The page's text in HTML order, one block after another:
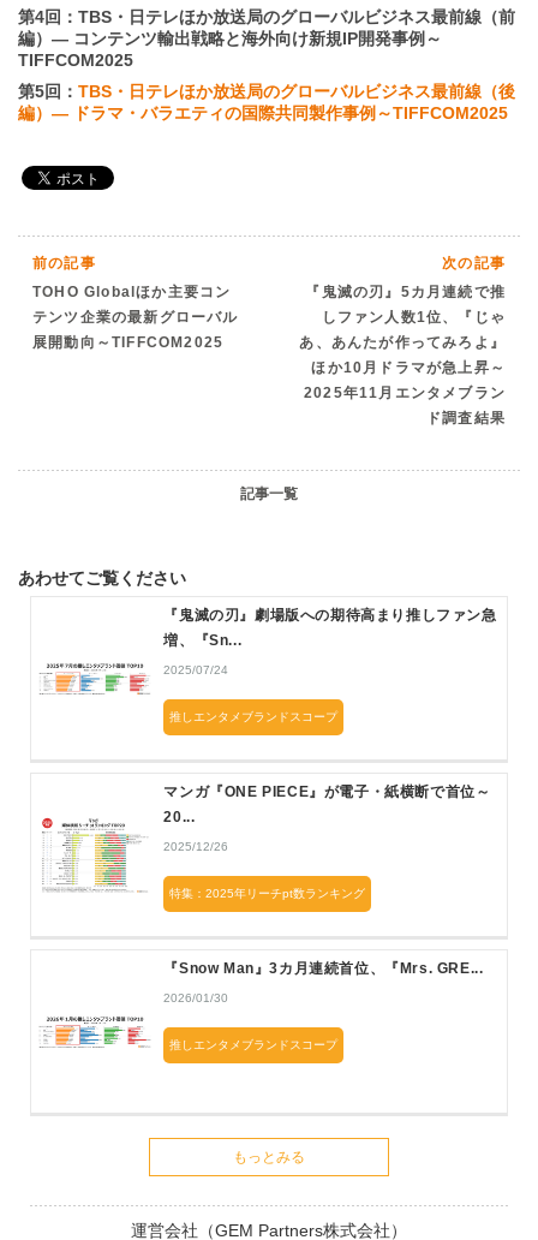
第4回：TBS・日テレほか放送局のグローバルビジネス最前線（前
編）— コンテンツ輸出戦略と海外向け新規IP開発事例～
TIFFCOM2025
第5回： TBS・日テレほか放送局のグローバルビジネス最前線（後
編）— ドラマ・バラエティの国際共同製作事例～TIFFCOM2025
前の記事
TOHO Globalほか主要コン
テンツ企業の最新グローバル
展開動向～TIFFCOM2025
次の記事
『鬼滅の刃』5カ月連続で推
しファン人数1位、『じゃ
あ、あんたが作ってみろよ』
ほか10月ドラマが急上昇～
2025年11月エンタメブラン
ド調査結果
記事一覧
あわせてご覧ください
『鬼滅の刃』劇場版への期待高まり推しファン急
増、『Sn...
2025/07/24
推しエンタメブランドスコープ
マンガ『ONE PIECE』が電子・紙横断で首位～
20...
2025/12/26
特集：2025年リーチpt数ランキング
『Snow Man』3カ月連続首位、『Mrs. GRE...
2026/01/30
推しエンタメブランドスコープ
もっとみる
運営会社（GEM Partners株式会社）